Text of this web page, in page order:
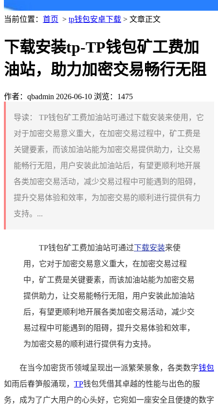
当前位置： 首页 > tp钱包安卓下载 > 文章正文
下载安装tp-TP钱包矿工费加
油站，助力加密交易畅行无阻
作者：qbadmin 2026-06-10 浏览：1475
导读：
TP钱包矿工费加油站可通过下载安装来使用，它
对于加密交易意义重大，在加密交易过程中，矿工费是
关键要素，而该加油站能为加密交易提供助力，让交易
能畅行无阻，用户安装此加油站后，有望更顺利地开展
各类加密交易活动，减少交易过程中可能遇到的阻碍，
提升交易体验和效率，为加密交易的顺利进行提供有力
支持。...
TP钱包矿工费加油站可通过下载安装来使
用，它对于加密交易意义重大，在加密交易过程
中，矿工费是关键要素，而该加油站能为加密交易
提供助力，让交易能畅行无阻，用户安装此加油站
后，有望更顺利地开展各类加密交易活动，减少交
易过程中可能遇到的阻碍，提升交易体验和效率，
为加密交易的顺利进行提供有力支持。
在当今加密货币领域呈现出一派繁荣景象，各类数字钱包
如雨后春笋般涌现， TP钱包凭借其卓越的性能与出色的服
务，成为了广大用户的心头好，它宛如一座安全且便捷的数字